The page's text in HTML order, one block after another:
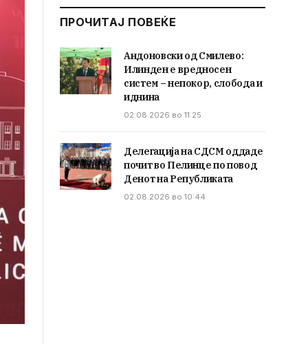
ПРОЧИТАЈ ПОВЕЌЕ
Андоновски од Смилево:
Илинден е вредносен
систем – непокор, слобода и
иднина
02.08.2026 во 11:25
Делегација на СДСМ оддаде
почит во Пелинце по повод
Денот на Републиката
02.08.2026 во 10:44